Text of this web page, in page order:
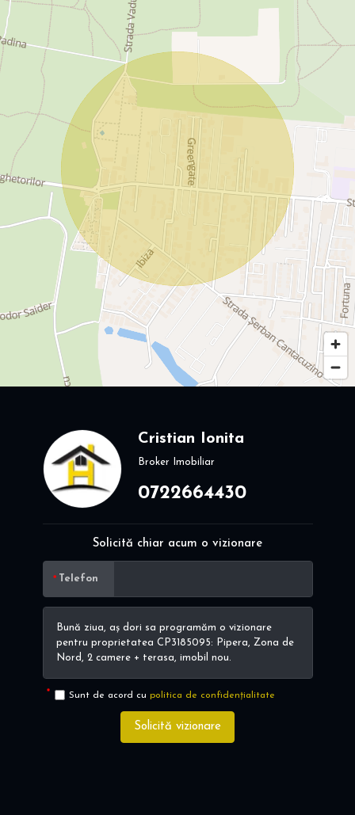
Cristian Ionita
Broker Imobiliar
0722664430
Solicită chiar acum o vizionare
Telefon
Sunt de acord cu politica de confidențialitate
Solicită vizionare